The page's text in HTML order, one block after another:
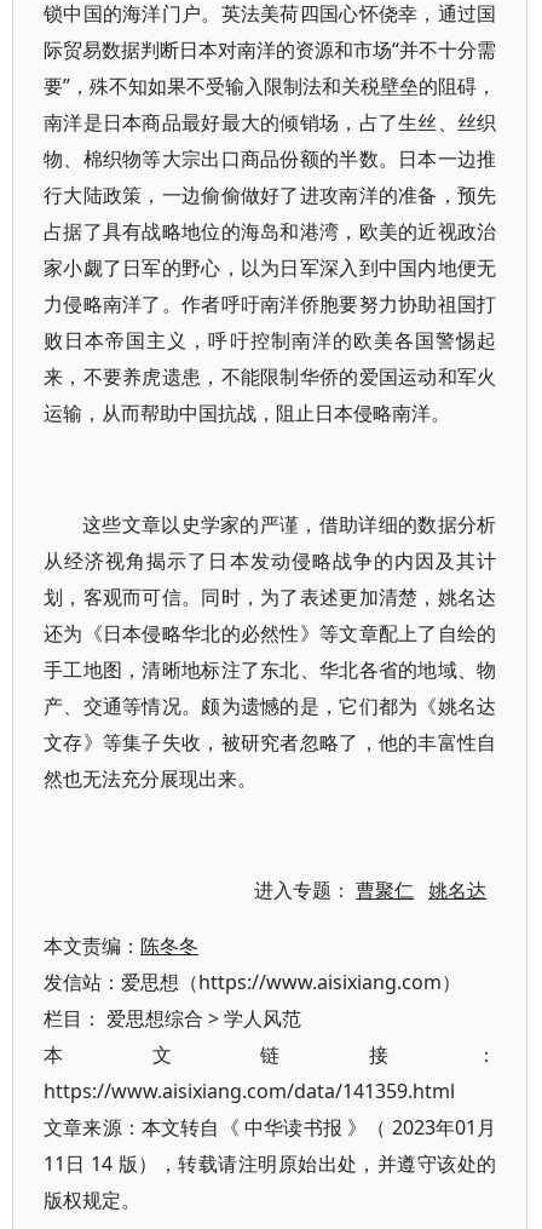
锁中国的海洋门户。英法美荷四国心怀侥幸，通过国
际贸易数据判断日本对南洋的资源和市场“并不十分需
要”，殊不知如果不受输入限制法和关税壁垒的阻碍，
南洋是日本商品最好最大的倾销场，占了生丝、丝织
物、棉织物等大宗出口商品份额的半数。日本一边推
行大陆政策，一边偷偷做好了进攻南洋的准备，预先
占据了具有战略地位的海岛和港湾，欧美的近视政治
家小觑了日军的野心，以为日军深入到中国内地便无
力侵略南洋了。作者呼吁南洋侨胞要努力协助祖国打
败日本帝国主义，呼吁控制南洋的欧美各国警惕起
来，不要养虎遗患，不能限制华侨的爱国运动和军火
运输，从而帮助中国抗战，阻止日本侵略南洋。
这些文章以史学家的严谨，借助详细的数据分析
从经济视角揭示了日本发动侵略战争的内因及其计
划，客观而可信。同时，为了表述更加清楚，姚名达
还为《日本侵略华北的必然性》等文章配上了自绘的
手工地图，清晰地标注了东北、华北各省的地域、物
产、交通等情况。颇为遗憾的是，它们都为《姚名达
文存》等集子失收，被研究者忽略了，他的丰富性自
然也无法充分展现出来。
进入专题：曹聚仁 姚名达
本文责编： 陈冬冬
发信站：爱思想（https://www.aisixiang.com）
栏目： 爱思想综合 >学人风范
本文链接：
https://www.aisixiang.com/data/141359.html
文章来源：本文转自《 中华读书报 》（ 2023年01月
11日 14 版），转载请注明原始出处，并遵守该处的
版权规定。